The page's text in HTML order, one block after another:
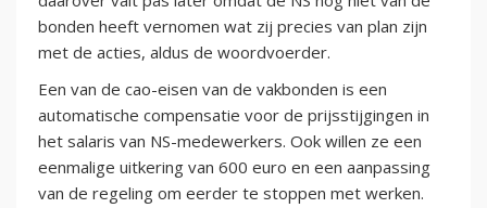
bonden heeft vernomen wat zij precies van plan zijn
met de acties, aldus de woordvoerder.
Een van de cao-eisen van de vakbonden is een
automatische compensatie voor de prijsstijgingen in
het salaris van NS-medewerkers. Ook willen ze een
eenmalige uitkering van 600 euro en een aanpassing
van de regeling om eerder te stoppen met werken.